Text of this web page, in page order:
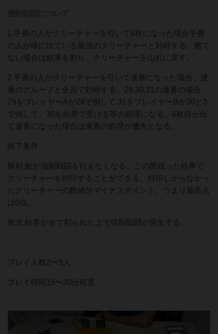
強制戦闘について
1.手番の人がクリーチャーを引いて6枚になった場合手番
の人が場に出ている最強のクリーチャーと対峙する。勝て
ない場合は結界を割り、クリーチャーを山札に戻す。
2.手番の人がクリーチャーを引いて連番になった場合、連
番のグループと全員で対峙する。29,30,31の連番の場合、
29をプレイヤーAが29で倒して.31をプレイヤーBが30と3
で倒して、30を結界で受ける等の処理になる。6枚目が出
て連番になった場合は連番の処理が優先となる。
終了条件
勝利:敵が強制戦闘を行えなくなる。この際残った結界で
クリーチャーを封印することができる。封印しからなかっ
たクリーチャーの数値分マイナスポイント。つまり最高点
は0点。
敗北:結界が全て割られた上で強制戦闘が発生する。
プレイ人数2〜5人
プレイ時間15〜30分程度